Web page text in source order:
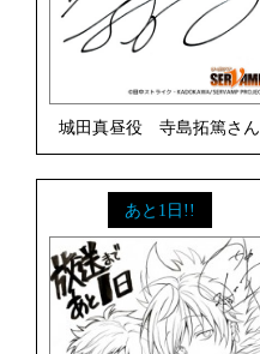
城田真昼役 寺島拓篤さん
あと1日!!